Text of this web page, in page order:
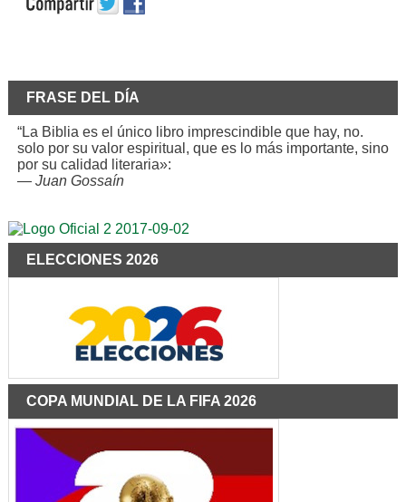
FRASE DEL DÍA
“La Biblia es el único libro imprescindible que hay, no.
solo por su valor espiritual, que es lo más importante, sino
por su calidad literaria»:
— Juan Gossaín
ELECCIONES 2026
COPA MUNDIAL DE LA FIFA 2026